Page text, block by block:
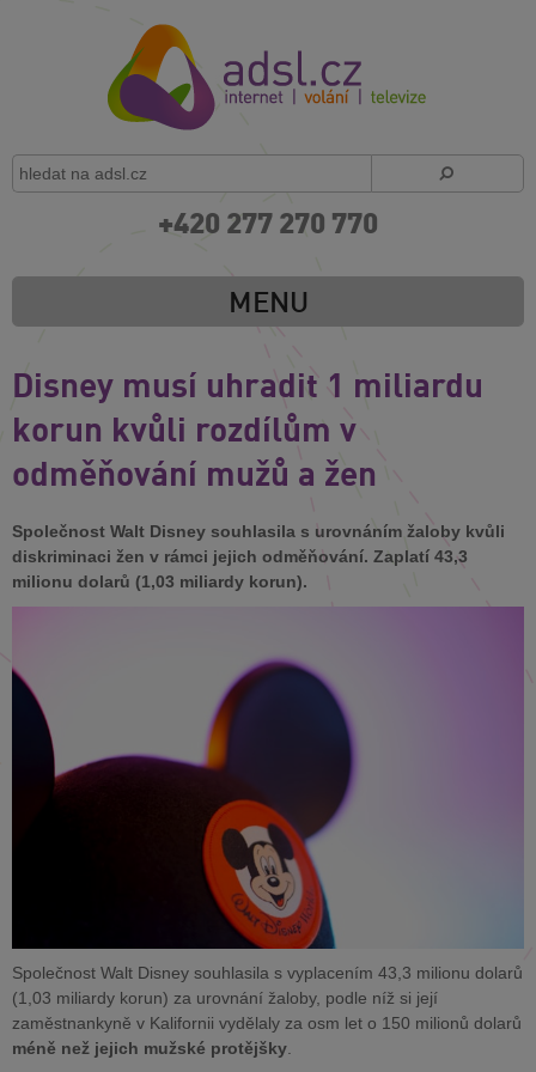
+420 277 270 770
MENU
Disney musí uhradit 1 miliardu
korun kvůli rozdílům v
odměňování mužů a žen
Společnost Walt Disney souhlasila s urovnáním žaloby kvůli
diskriminaci žen v rámci jejich odměňování. Zaplatí 43,3
milionu dolarů (1,03 miliardy korun).
Společnost Walt Disney souhlasila s vyplacením 43,3 milionu dolarů
(1,03 miliardy korun) za urovnání žaloby, podle níž si její
zaměstnankyně v Kalifornii vydělaly za osm let o 150 milionů dolarů
méně než jejich mužské protějšky